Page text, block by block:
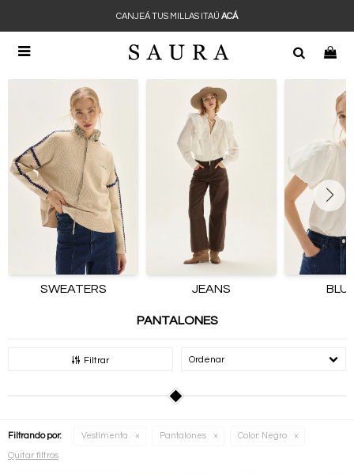

CANJEÁ TUS MILLAS ITAÚ ACÁ
SWEATERS JEANS
PANTALONES
Filtrar Recomendados
Filtrando por: Vestimenta Pantalones Color: Negro
Quitar filtros